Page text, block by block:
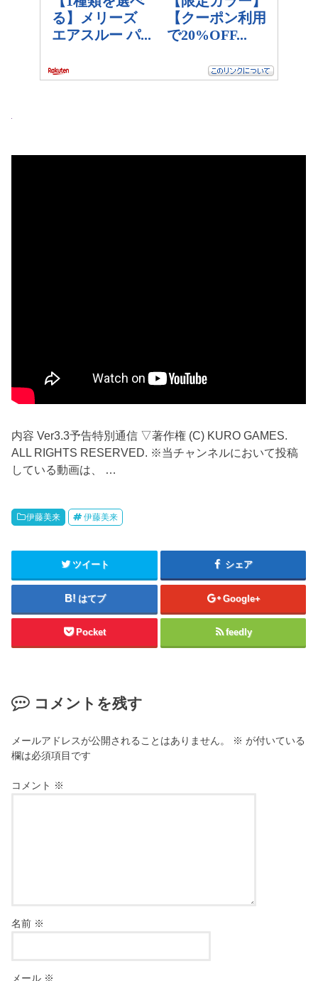
内容 Ver3.3予告特別通信 ▽著作権 (C) KURO GAMES.
ALL RIGHTS RESERVED. ※当チャンネルにおいて投稿
している動画は、 …
伊藤美来 伊藤美来
ツイート シェア
はてブ Google+
Pocket feedly
コメントを残す
メールアドレスが公開されることはありません。 ※ が付いている
欄は必須項目です
コメント ※
名前 ※
メール ※